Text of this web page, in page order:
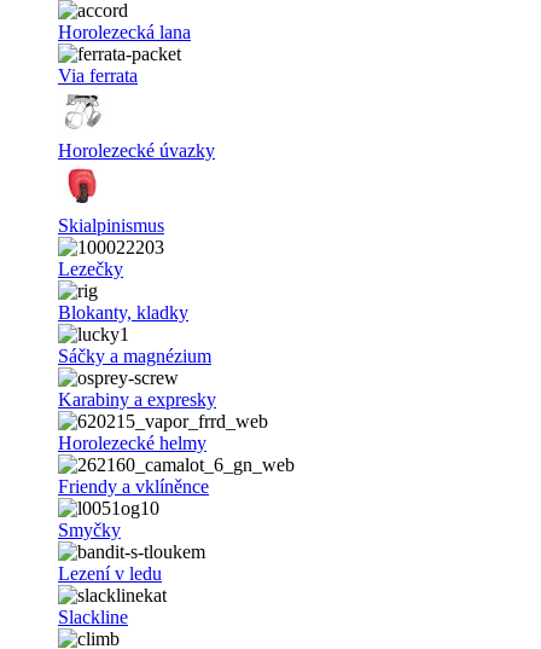
Horolezecká lana
Via ferrata
Horolezecké úvazky
Skialpinismus
Lezečky
Blokanty, kladky
Sáčky a magnézium
Karabiny a expresky
Horolezecké helmy
Friendy a vklíněnce
Smyčky
Lezení v ledu
Slackline